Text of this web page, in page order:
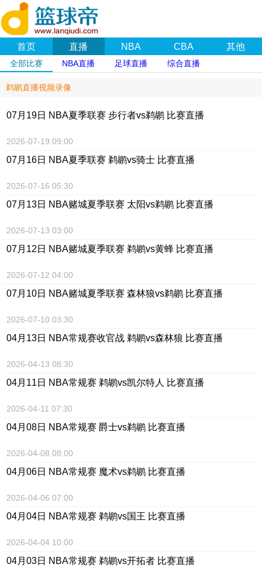
首页 直播 NBA CBA 其他
全部比赛 NBA直播 足球直播 综合直播
鹈鹕直播视频录像
07月19日 NBA夏季联赛 步行者vs鹈鹕 比赛直播
2026-07-19 09:00
07月16日 NBA夏季联赛 鹈鹕vs骑士 比赛直播
2026-07-16 05:30
07月13日 NBA赌城夏季联赛 太阳vs鹈鹕 比赛直播
2026-07-13 03:00
07月12日 NBA赌城夏季联赛 鹈鹕vs黄蜂 比赛直播
2026-07-12 04:00
07月10日 NBA赌城夏季联赛 森林狼vs鹈鹕 比赛直播
2026-07-10 03:30
04月13日 NBA常规赛收官战 鹈鹕vs森林狼 比赛直播
2026-04-13 08:30
04月11日 NBA常规赛 鹈鹕vs凯尔特人 比赛直播
2026-04-11 07:30
04月08日 NBA常规赛 爵士vs鹈鹕 比赛直播
2026-04-08 08:00
04月06日 NBA常规赛 魔术vs鹈鹕 比赛直播
2026-04-06 07:00
04月04日 NBA常规赛 鹈鹕vs国王 比赛直播
2026-04-04 10:00
04月03日 NBA常规赛 鹈鹕vs开拓者 比赛直播